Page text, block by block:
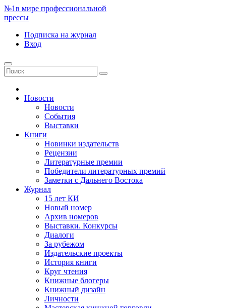
№1в мире профессиональной
прессы
Подписка на журнал
Вход
Новости
Новости
События
Выставки
Книги
Новинки издательств
Рецензии
Литературные премии
Победители литературных премий
Заметки с Дальнего Востока
Журнал
15 лет КИ
Новый номер
Архив номеров
Выставки. Конкурсы
Диалоги
За рубежом
Издательские проекты
История книги
Круг чтения
Книжные блогеры
Книжный дизайн
Личности